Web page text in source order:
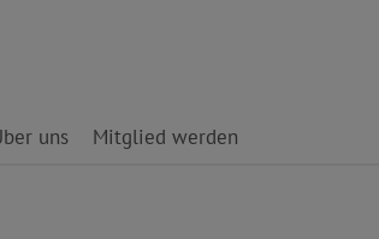
uns Mitglied werden